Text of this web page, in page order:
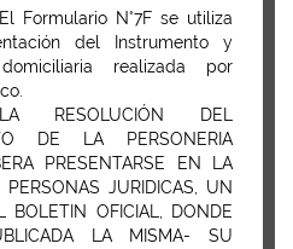
El Formulario N°7F se utiliza
del Instrumento y
realizada por
RESOLUCIÓN DEL
DE LA PERSONERIA
PRESENTARSE EN LA
PERSONAS JURIDICAS, UN
BOLETIN OFICIAL, DONDE
LA MISMA- SU